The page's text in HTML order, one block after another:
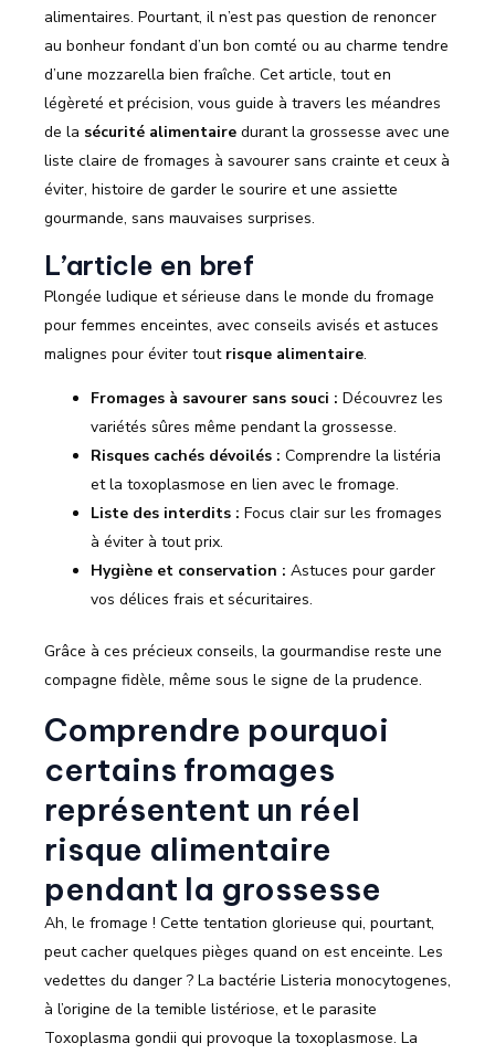
alimentaires. Pourtant, il n’est pas question de renoncer
au bonheur fondant d’un bon comté ou au charme tendre
d’une mozzarella bien fraîche. Cet article, tout en
légèreté et précision, vous guide à travers les méandres
de la sécurité alimentaire durant la grossesse avec une
liste claire de fromages à savourer sans crainte et ceux à
éviter, histoire de garder le sourire et une assiette
gourmande, sans mauvaises surprises.
L’article en bref
Plongée ludique et sérieuse dans le monde du fromage
pour femmes enceintes, avec conseils avisés et astuces
malignes pour éviter tout risque alimentaire.
Fromages à savourer sans souci : Découvrez les
variétés sûres même pendant la grossesse.
Risques cachés dévoilés : Comprendre la listéria
et la toxoplasmose en lien avec le fromage.
Liste des interdits : Focus clair sur les fromages
à éviter à tout prix.
Hygiène et conservation : Astuces pour garder
vos délices frais et sécuritaires.
Grâce à ces précieux conseils, la gourmandise reste une
compagne fidèle, même sous le signe de la prudence.
Comprendre pourquoi
certains fromages
représentent un réel
risque alimentaire
pendant la grossesse
Ah, le fromage ! Cette tentation glorieuse qui, pourtant,
peut cacher quelques pièges quand on est enceinte. Les
vedettes du danger ? La bactérie Listeria monocytogenes,
à l’origine de la temible listériose, et le parasite
Toxoplasma gondii qui provoque la toxoplasmose. La